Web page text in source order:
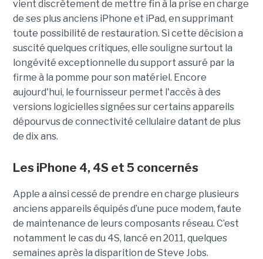
vient discrètement de mettre fin à la prise en charge
de ses plus anciens iPhone et iPad, en supprimant
toute possibilité de restauration. Si cette décision a
suscité quelques critiques, elle souligne surtout la
longévité exceptionnelle du support assuré par la
firme à la pomme pour son matériel. Encore
aujourd'hui, le fournisseur permet l'accès à des
versions logicielles signées sur certains appareils
dépourvus de connectivité cellulaire datant de plus
de dix ans.
Les iPhone 4, 4S et 5 concernés
Apple a ainsi cessé de prendre en charge plusieurs
anciens appareils équipés d’une puce modem, faute
de maintenance de leurs composants réseau. C’est
notamment le cas du 4S, lancé en 2011, quelques
semaines après la disparition de Steve Jobs.